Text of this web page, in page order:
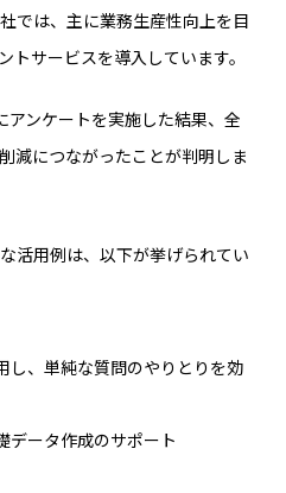
では、主に業務生産性向上を目
トサービスを導入しています。
ンケートを実施した結果、全
減につながったことが判明しま
活用例は、以下が挙げられてい
し、単純な質問のやりとりを効
データ作成のサポート